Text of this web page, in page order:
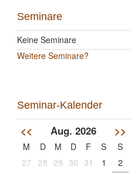
Seminare
Keine Seminare
Weitere Seminare?
Seminar-Kalender
<< Aug. 2026 >>
M D M D F S
S
27
28 29 30 31 1
2